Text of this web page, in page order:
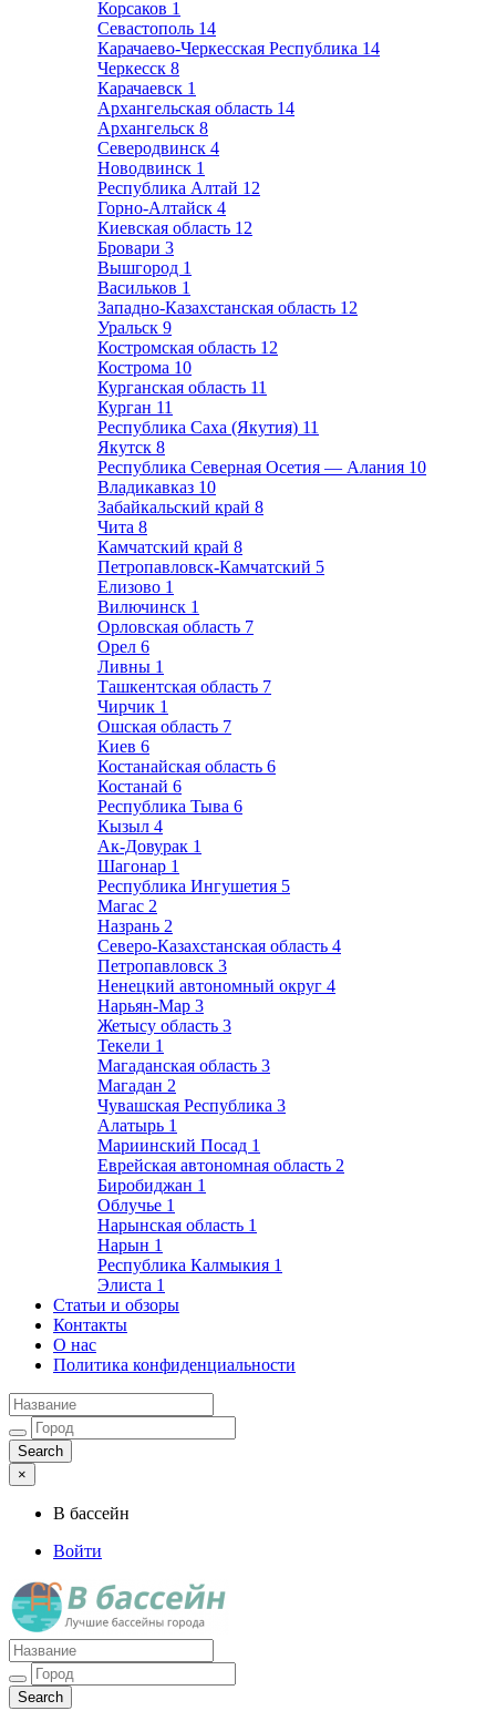
Корсаков 1
Севастополь 14
Карачаево-Черкесская Республика 14
Черкесск 8
Карачаевск 1
Архангельская область 14
Архангельск 8
Северодвинск 4
Новодвинск 1
Республика Алтай 12
Горно-Алтайск 4
Киевская область 12
Бровари 3
Вышгород 1
Васильков 1
Западно-Казахстанская область 12
Уральск 9
Костромская область 12
Кострома 10
Курганская область 11
Курган 11
Республика Саха (Якутия) 11
Якутск 8
Республика Северная Осетия — Алания 10
Владикавказ 10
Забайкальский край 8
Чита 8
Камчатский край 8
Петропавловск-Камчатский 5
Елизово 1
Вилючинск 1
Орловская область 7
Орел 6
Ливны 1
Ташкентская область 7
Чирчик 1
Ошская область 7
Киев 6
Костанайская область 6
Костанай 6
Республика Тыва 6
Кызыл 4
Ак-Довурак 1
Шагонар 1
Республика Ингушетия 5
Магас 2
Назрань 2
Северо-Казахстанская область 4
Петропавловск 3
Ненецкий автономный округ 4
Нарьян-Мар 3
Жетысу область 3
Текели 1
Магаданская область 3
Магадан 2
Чувашская Республика 3
Алатырь 1
Мариинский Посад 1
Еврейская автономная область 2
Биробиджан 1
Облучье 1
Нарынская область 1
Нарын 1
Республика Калмыкия 1
Элиста 1
Статьи и обзоры
Контакты
О нас
Политика конфиденциальности
×
В бассейн
Войти
Лучшие бассейны города